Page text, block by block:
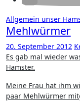
Allgemein unser
Mehlwürmer
20. September 2012
Es gab mal wieder was besonderes für unseren kleinen
Hamster.
Meine Frau hat ihm
paar Mehlwürmer